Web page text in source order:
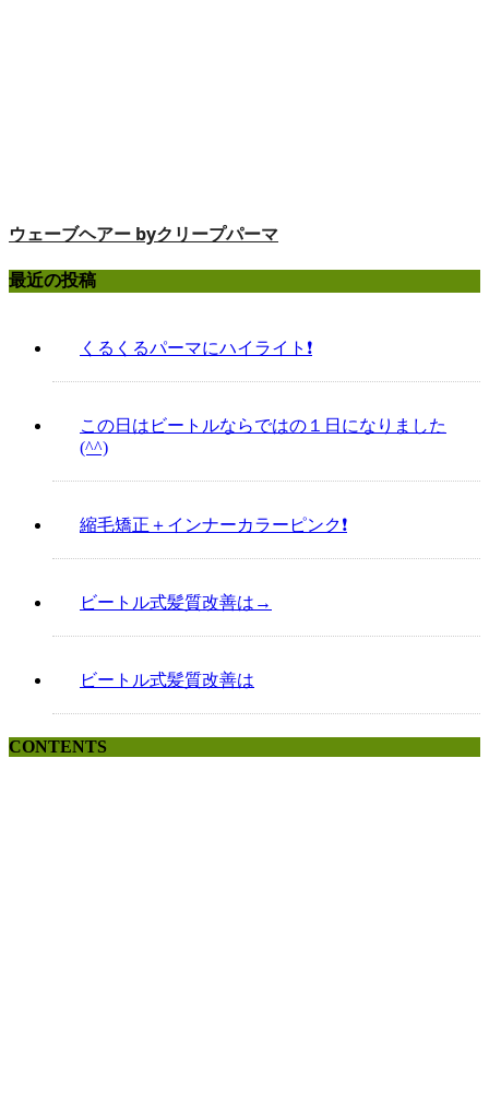
ウェーブヘアー byクリープパーマ
最近の投稿
くるくるパーマにハイライト❗️
この日はビートルならではの１日になりました
(^^)
縮毛矯正＋インナーカラーピンク❗️
ビートル式髪質改善は→
ビートル式髪質改善は
CONTENTS